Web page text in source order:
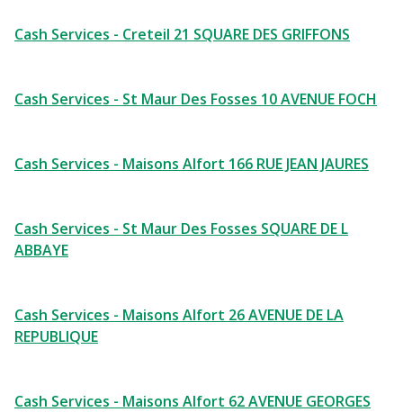
Cash Services - Creteil 21 SQUARE DES GRIFFONS
Cash Services - St Maur Des Fosses 10 AVENUE FOCH
Cash Services - Maisons Alfort 166 RUE JEAN JAURES
Cash Services - St Maur Des Fosses SQUARE DE L
ABBAYE
Cash Services - Maisons Alfort 26 AVENUE DE LA
REPUBLIQUE
Cash Services - Maisons Alfort 62 AVENUE GEORGES